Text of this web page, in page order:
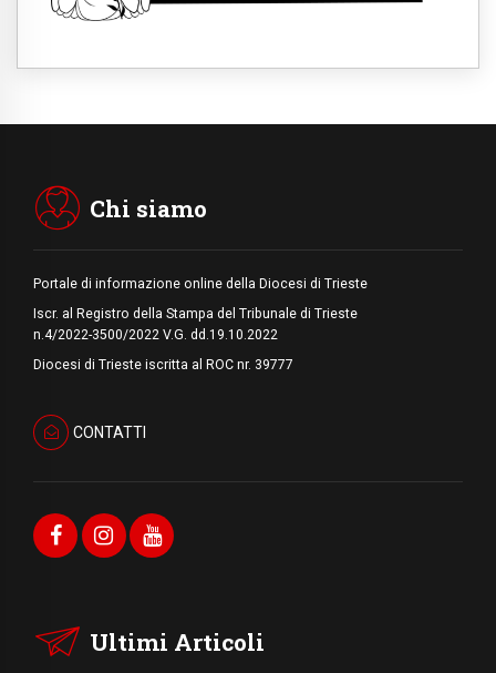
Chi siamo
Portale di informazione online della Diocesi di Trieste
Iscr. al Registro della Stampa del Tribunale di Trieste
n.4/2022-3500/2022 V.G. dd.19.10.2022
Diocesi di Trieste iscritta al ROC nr. 39777
CONTATTI
Ultimi Articoli